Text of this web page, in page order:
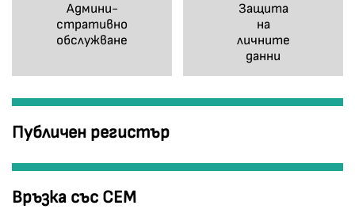
Админи-
стративно
обслужване
Защита
на
личните
данни
Публичен регистър
Връзка със СЕМ